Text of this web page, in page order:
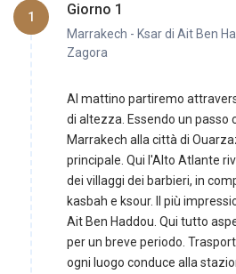
1 Giorno 1
Marrakech - Ksar di Ait Ben
Zagora
Al mattino partiremo
di altezza. Essendo un passo
Marrakech alla città di
principale. Qui l'Alto Atlante
dei villaggi dei barbieri, in
kasbah e ksour. Il più
Ait Ben Haddou. Qui tutto
per un breve periodo.
ogni luogo conduce alla